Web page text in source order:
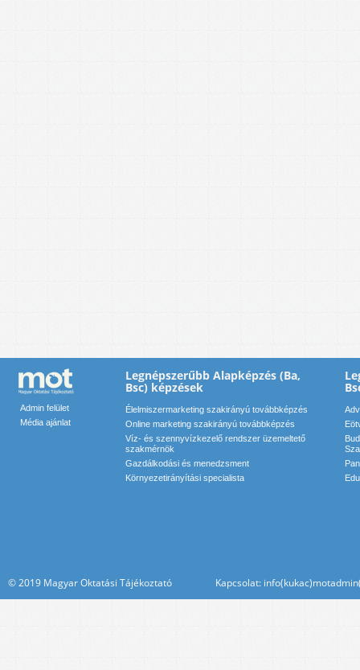
Admin felület
Média ajánlat
Legnépszerűbb Alapképzés (Ba,
Bsc) képzések
Élelmiszermarketing szakirányú továbbképzés
Online marketing szakirányú továbbképzés
Víz- és szennyvízkezelő rendszer üzemeltető
szakmérnök
Gazdálkodási és menedzsment
Környezetirányítási specialista
© 2019 Magyar Oktatási Tájékoztató Kapcsolat: